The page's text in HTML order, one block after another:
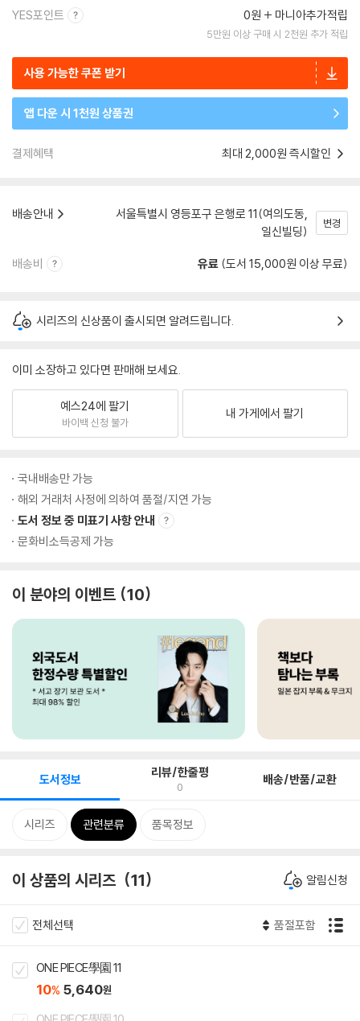
YES포인트 0원 마니아추가적립
5만원 이상 구매 시 2천원 추가 적립
사용 가능한 쿠폰 받기
앱 다운 시 1천원 상품권
결제혜택 최대 2,000원 즉시할인
배송안내
서울특별시 영등포구 은행로 11(여의도동,
일신빌딩)
변경
배송비 유료 (도서 15,000원 이상 무료)
시리즈의 신상품이 출시되면 알려드립니다.
이미 소장하고 있다면 판매해 보세요.
예스24에 팔기
바이백 신청 불가
내 가게에서 팔기
국내배송만 가능
해외 거래처 사정에 의하여 품절/지연 가능
도서 정보 중 미표기 사항 안내
문화비소득공제 가능
이 분야의 이벤트 10
도서정보 리뷰/한줄평
0 배송/반품/교환
시리즈 관련분류 품목정보
이 상품의 시리즈 11 알림신청
전체선택 품절포함
ONE PIECE學園 11
10% 5,640원